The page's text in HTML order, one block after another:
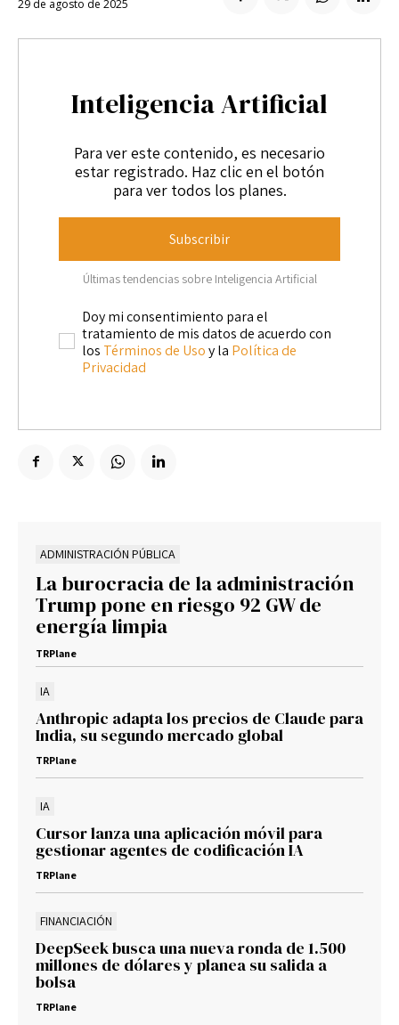
Enlaces útiles
Contacto
Privacidad Aviso Legal Política de cookies
Contacto
29 de agosto de 2025
Inteligencia Artificial
Para ver este contenido, es necesario
estar registrado. Haz clic en el botón
para ver todos los planes.
Subscribir
Últimas tendencias sobre Inteligencia Artificial
Doy mi consentimiento para el
tratamiento de mis datos de acuerdo con
los Términos de Usoy la Política de
Privacidad
ADMINISTRACIÓN PÚBLICA
La burocracia de la administración
Trump pone en riesgo 92 GW de
energía limpia
TRPlane
IA
Anthropic adapta los precios de Claude para
India, su segundo mercado global
TRPlane
IA
Cursor lanza una aplicación móvil para
gestionar agentes de codificación IA
TRPlane
FINANCIACIÓN
DeepSeek busca una nueva ronda de 1.500
millones de dólares y planea su salida a
bolsa
TRPlane